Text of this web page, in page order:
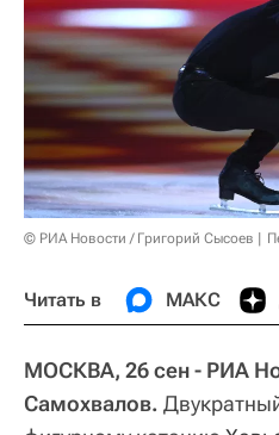
© РИА Новости / Григорий Сысоев
Читать в МАКС
МОСКВА, 26 сен - РИА
Самохвалов.